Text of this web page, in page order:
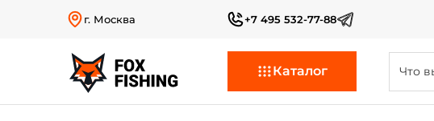
г. Москва +7 495 532-77-88
Каталог